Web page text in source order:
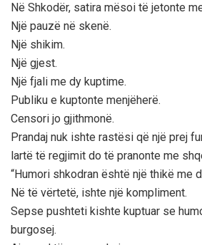
Në Shkodër, satira mësoi të jetonte
Një pauzë në skenë.
Një shikim.
Një gjest.
Një fjali me dy kuptime.
Publiku e kuptonte menjëherë.
Censori jo gjithmonë.
Prandaj nuk ishte rastësi që një prej
lartë të regjimit do të pranonte me
“Humori shkodran është një thikë me
Në të vërtetë, ishte një kompliment.
Sepse pushteti kishte kuptuar se
burgosej.